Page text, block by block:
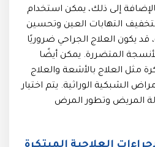
إلى ذلك، يمكن استخدام
التهابات العين وتحسين
قد يكون العلاج الجراحي ضروريًا
المتضررة. يمكن أيضًا
مثل العلاج بالأشعة والعلاج
الشبكية الوراثية. يتم اختيار
المريض وتطور المرض